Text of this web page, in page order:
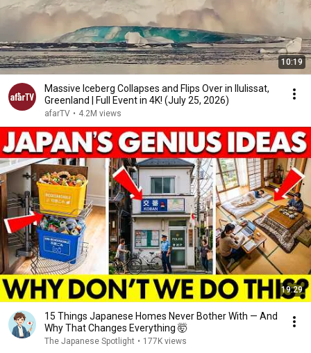
10:19
Massive Iceberg Collapses and Flips Over in Ilulissat,
Greenland | Full Event in 4K! (July 25, 2026)
afarTV • 4.2M views
19:29
15 Things Japanese Homes Never Bother With — And
Why That Changes Everything 🤯
The Japanese Spotlight • 177K views